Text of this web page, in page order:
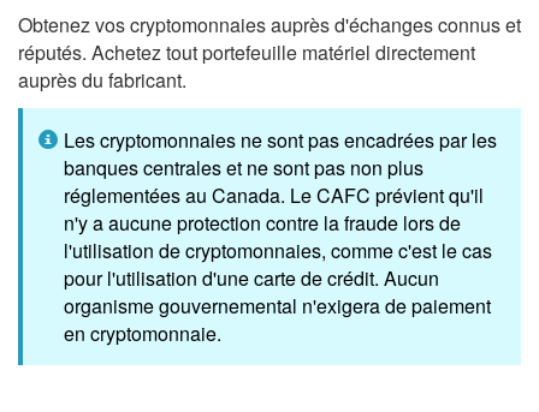
Obtenez vos cryptomonnaies auprès d'échanges connus et
réputés. Achetez tout portefeuille matériel directement
auprès du fabricant.
Les cryptomonnaies ne sont pas encadrées par les
banques centrales et ne sont pas non plus
réglementées au Canada. LeCAFC prévient qu'il
n'y a aucune protection contre la fraude lors de
l'utilisation de cryptomonnaies, comme c'est le cas
pour l'utilisation d'une carte de crédit. Aucun
organisme gouvernemental n'exigera de paiement
en cryptomonnaie.